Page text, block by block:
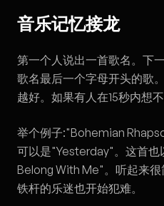
音乐记忆接龙
第一个人说出一首歌名。下
歌名最后一个字母开头的歌
越好。如果有人在15秒内想
举个例子:"Bohemian
可以是"Yesterday"。这首也
Belong With Me"。听起来
铁杆的乐迷也开始犯难。